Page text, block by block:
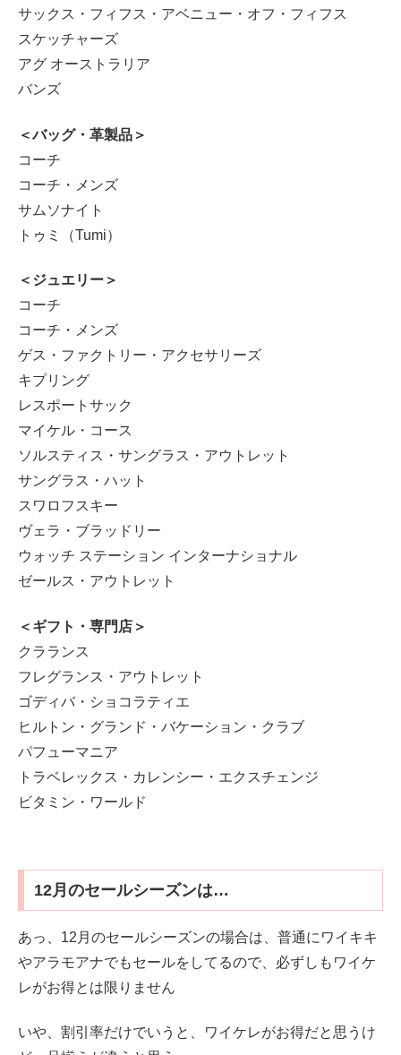
サックス・フィフス・アベニュー・オフ・フィフス
スケッチャーズ
アグ オーストラリア
バンズ
＜バッグ・革製品＞
コーチ
コーチ・メンズ
サムソナイト
トゥミ（Tumi）
＜ジュエリー＞
コーチ
コーチ・メンズ
ゲス・ファクトリー・アクセサリーズ
キプリング
レスポートサック
マイケル・コース
ソルスティス・サングラス・アウトレット
サングラス・ハット
スワロフスキー
ヴェラ・ブラッドリー
ウォッチ ステーション インターナショナル
ゼールス・アウトレット
＜ギフト・専門店＞
クラランス
フレグランス・アウトレット
ゴディバ・ショコラティエ
ヒルトン・グランド・バケーション・クラブ
パフューマニア
トラベレックス・カレンシー・エクスチェンジ
ビタミン・ワールド
12月のセールシーズンは…
あっ、12月のセールシーズンの場合は、普通にワイキキ
やアラモアナでもセールをしてるので、必ずしもワイケ
レがお得とは限りません
いや、割引率だけでいうと、ワイケレがお得だと思うけ